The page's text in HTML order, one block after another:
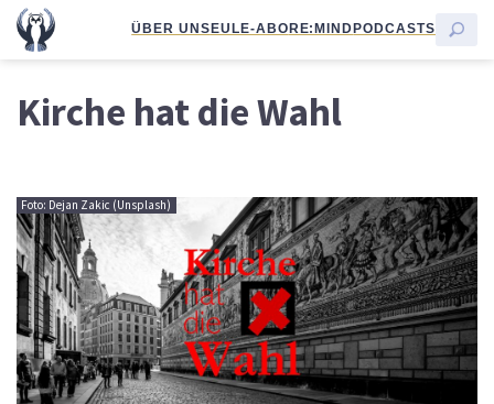
ÜBER UNSEULE-ABORE:MINDPODCASTS
Kirche hat die Wahl
Foto: Dejan Zakic (Unsplash)